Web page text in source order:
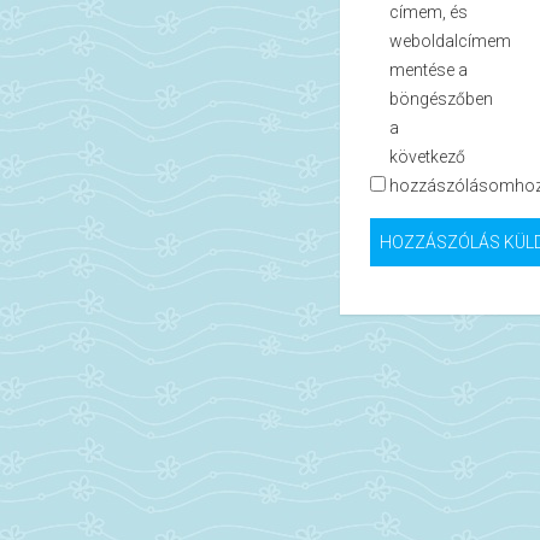
címem, és
weboldalcímem
mentése a
böngészőben
a
következő